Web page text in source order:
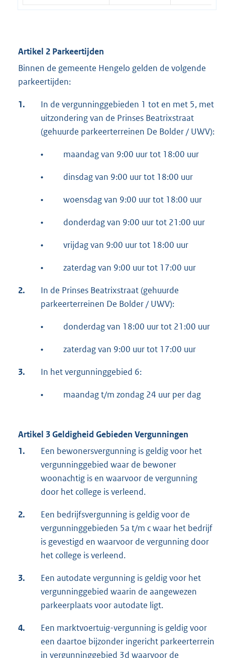
Artikel 2 Parkeertijden
Binnen de gemeente Hengelo gelden de volgende
parkeertijden:
1.
In de vergunninggebieden 1 tot en met 5, met
uitzondering van de Prinses Beatrixstraat
(gehuurde parkeerterreinen De Bolder / UWV):
• maandag van 9:00 uur tot 18:00 uur
• dinsdag van 9:00 uur tot 18:00 uur
• woensdag van 9:00 uur tot 18:00 uur
• donderdag van 9:00 uur tot 21:00 uur
• vrijdag van 9:00 uur tot 18:00 uur
• zaterdag van 9:00 uur tot 17:00 uur
2.
In de Prinses Beatrixstraat (gehuurde
parkeerterreinen De Bolder / UWV):
• donderdag van 18:00 uur tot 21:00 uur
• zaterdag van 9:00 uur tot 17:00 uur
3. In het vergunninggebied 6:
• maandag t/m zondag 24 uur per dag
Artikel 3 Geldigheid Gebieden Vergunningen
1.
Een bewonersvergunning is geldig voor het
vergunninggebied waar de bewoner
woonachtig is en waarvoor de vergunning
door het college is verleend.
2.
Een bedrijfsvergunning is geldig voor de
vergunninggebieden 5a t/m c waar het bedrijf
is gevestigd en waarvoor de vergunning door
het college is verleend.
3.
Een autodate vergunning is geldig voor het
vergunninggebied waarin de aangewezen
parkeerplaats voor autodate ligt.
4.
Een marktvoertuig-vergunning is geldig voor
een daartoe bijzonder ingericht parkeerterrein
in vergunninggebied 3d waarvoor de